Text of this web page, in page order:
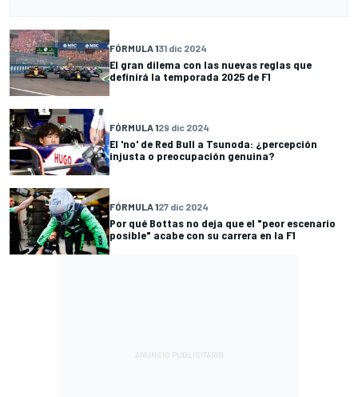
FÓRMULA 131 dic 2024
El gran dilema con las nuevas reglas que
definirá la temporada 2025 de F1
FÓRMULA 129 dic 2024
El 'no' de Red Bull a Tsunoda: ¿percepción
injusta o preocupación genuina?
FÓRMULA 127 dic 2024
Por qué Bottas no deja que el "peor escenario
posible" acabe con su carrera en la F1